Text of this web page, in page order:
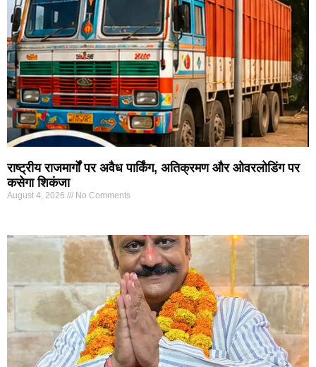
राष्ट्रीय राजमार्गों पर अवैध पार्किंग, अतिक्रमण और ओवरलोडिंग पर
कसेगा शिकंजा
August 4, 2026 No Comments